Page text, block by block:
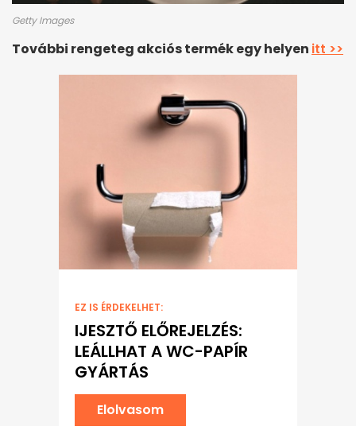
Getty Images
További rengeteg akciós termék egy helyen itt >>
EZ IS ÉRDEKELHET:
IJESZTŐ ELŐREJELZÉS:
LEÁLLHAT A WC-PAPÍR
GYÁRTÁS
Elolvasom